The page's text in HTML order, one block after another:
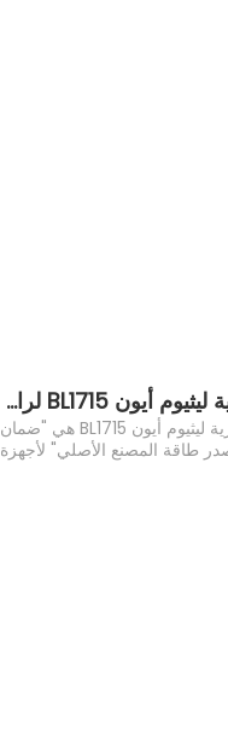
بطارية ليثيوم أيون BL1715 لراديو هايترا TC320
بطارية ليثيوم أيون BL1715 هي "ضمان
طاقة المصنع الأصلي" لأجهزة